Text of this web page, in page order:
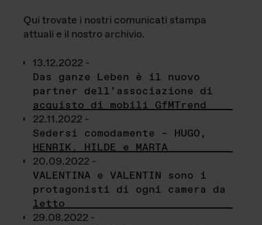
Qui trovate i nostri comunicati stampa
attuali e il nostro archivio.
13.12.2022 -
Das ganze Leben è il nuovo
partner dell’associazione di
acquisto di mobili GfMTrend
22.11.2022 -
Sedersi comodamente – HUGO,
HENRIK, HILDE e MARTA
20.09.2022 -
VALENTINA e VALENTIN sono i
protagonisti di ogni camera da
letto
29.08.2022 -